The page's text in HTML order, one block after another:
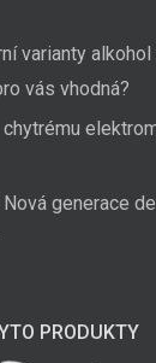
varianty
vás vhodná?
generace
PRODUKTY